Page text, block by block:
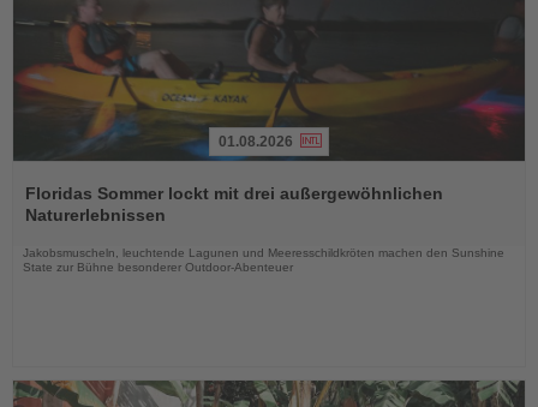
Sie
die
01.08.2026
Floridas Sommer lockt mit drei außergewöhnlichen
Naturerlebnissen
Jakobsmuscheln, leuchtende Lagunen und Meeresschildkröten machen den Sunshine
State zur Bühne besonderer Outdoor-Abenteuer